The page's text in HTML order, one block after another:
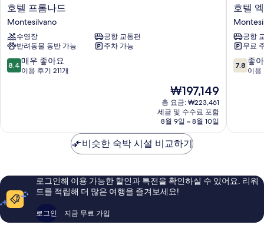
호
텔
프
롬
나
드
Montesilvano
호텔 프롬나드
Montesilvano
수영장
공항 교통편
반려동물 동반 가능
주차 가능
10
점
매
요,
용
후
8.4 매우 좋아요
이용 후기 211개
현
재
요
금
₩197,149
₩197,149
총 요금: ₩223,461
세금 및 수수료 포함
8월 9일 ~ 8월 10일
호
텔
엑
셀
시
어
호텔
공항
무료
10
점
좋
용
후
7.8 좋
이용
비슷한 숙박 시설 비교하기
로그인해 이용 가능한 할인과 특전을 확인하실 수 있어요. 리워
드를 적립해 더 많은 여행을 즐겨보세요!
로그인 지금 무료 가입